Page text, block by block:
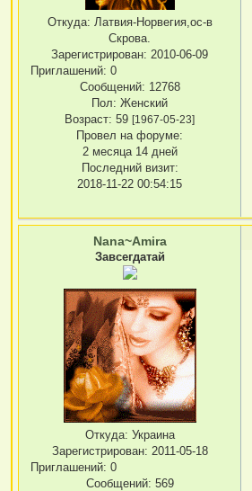
Откуда: Латвия-Норвегия,ос-в
Скрова.
Зарегистрирован: 2010-06-09
Приглашений: 0
Сообщений: 12768
Пол: Женский
Возраст: 59[1967-05-23]
Провел на форуме:
2 месяца 14 дней
Последний визит:
2018-11-22 00:54:15
Nana~Amira
Завсегдатай
Откуда: Украина
Зарегистрирован: 2011-05-18
Приглашений: 0
Сообщений: 569